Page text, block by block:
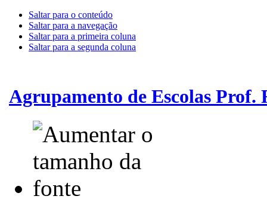
Saltar para o conteúdo
Saltar para a navegação
Saltar para a primeira coluna
Saltar para a segunda coluna
Agrupamento de Escolas Prof.